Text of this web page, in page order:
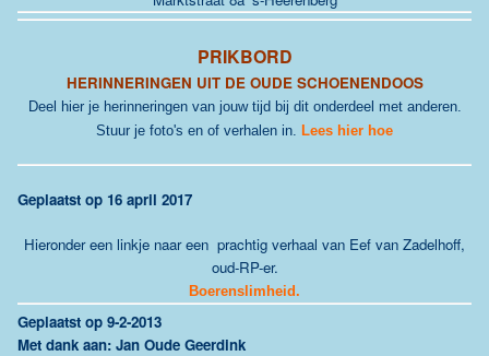
PRIKBORD
HERINNERINGEN UIT DE OUDE SCHOENENDOOS
Deel hier je herinneringen van jouw tijd bij dit onderdeel met anderen.
Stuur je foto's en of verhalen in.
Lees hier hoe
Geplaatst op 16 april 2017
Hieronder een linkje naar een prachtig verhaal van Eef van Zadelhoff,
oud-RP-er.
Boerenslimheid.
Geplaatst op 9-2-2013
Met dank aan: Jan Oude Geerdink